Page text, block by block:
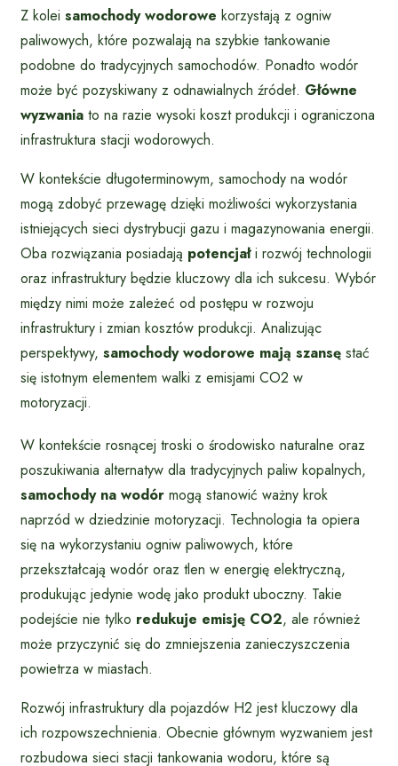
Z kolei samochody wodorowe korzystają z ogniw
paliwowych, które pozwalają na szybkie tankowanie
podobne do tradycyjnych samochodów. Ponadto wodór
może być pozyskiwany z odnawialnych źródeł. Główne
wyzwania to na razie wysoki koszt produkcji i ograniczona
infrastruktura stacji wodorowych.
W kontekście długoterminowym, samochody na wodór
mogą zdobyć przewagę dzięki możliwości wykorzystania
istniejących sieci dystrybucji gazu i magazynowania energii.
Oba rozwiązania posiadają potencjałi rozwój technologii
oraz infrastruktury będzie kluczowy dla ich sukcesu. Wybór
między nimi może zależeć od postępu w rozwoju
infrastruktury i zmian kosztów produkcji. Analizując
perspektywy, samochody wodorowe mają szansę stać
się istotnym elementem walki z emisjami CO2 w
motoryzacji.
W kontekście rosnącej troski o środowisko naturalne oraz
poszukiwania alternatyw dla tradycyjnych paliw kopalnych,
samochody na wodór mogą stanowić ważny krok
naprzód w dziedzinie motoryzacji. Technologia ta opiera
się na wykorzystaniu ogniw paliwowych, które
przekształcają wodór oraz tlen w energię elektryczną,
produkując jedynie wodę jako produkt uboczny. Takie
podejście nie tylko redukuje emisję CO2, ale również
może przyczynić się do zmniejszenia zanieczyszczenia
powietrza w miastach.
Rozwój infrastruktury dla pojazdów H2 jest kluczowy dla
ich rozpowszechnienia. Obecnie głównym wyzwaniem jest
rozbudowa sieci stacji tankowania wodoru, które są